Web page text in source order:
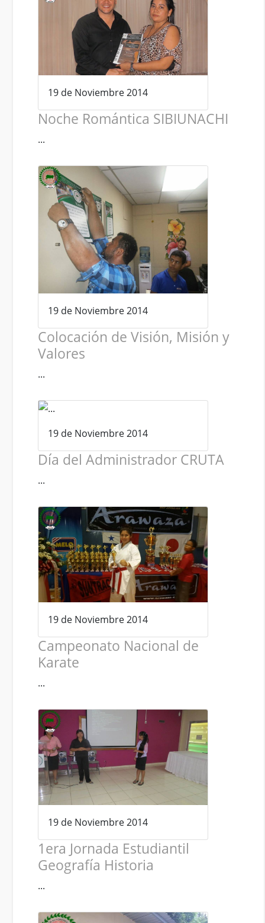
19 de Noviembre 2014
Noche Romántica SIBIUNACHI
...
19 de Noviembre 2014
Colocación de Visión, Misión y
Valores
...
19 de Noviembre 2014
Día del Administrador CRUTA
...
19 de Noviembre 2014
Campeonato Nacional de
Karate
...
19 de Noviembre 2014
1era Jornada Estudiantil
Geografía Historia
...